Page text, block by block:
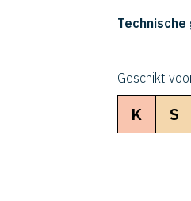
Technische
Geschikt
K S